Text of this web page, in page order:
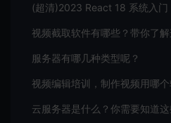
服务器有哪几种类型呢？
视频编辑培训，制作视频用哪个